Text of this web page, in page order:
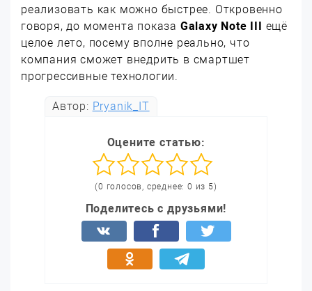
реализовать как можно быстрее. Откровенно
говоря, до момента показа Galaxy Note III ещё
целое лето, посему вполне реально, что
компания сможет внедрить в смартшет
прогрессивные технологии.
Автор: Pryanik_IT
Оцените статью:
(0 голосов, среднее: 0 из 5)
Поделитесь с друзьями!